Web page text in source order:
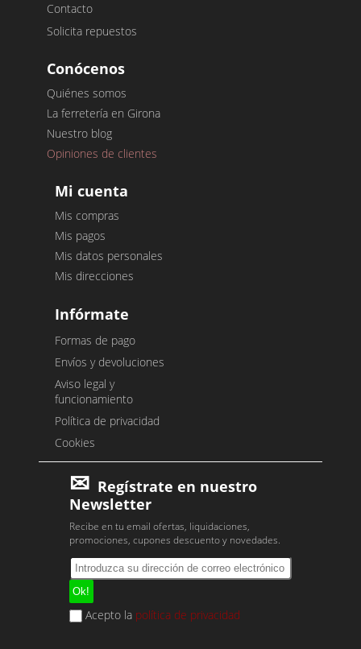
Contacto
Solicita repuestos
Conócenos
Quiénes somos
La ferretería en Girona
Nuestro blog
Opiniones de clientes
Mi cuenta
Mis compras
Mis pagos
Mis datos personales
Mis direcciones
Infórmate
Formas de pago
Envíos y devoluciones
Aviso legal y
funcionamiento
Política de privacidad
Cookies
Regístrate en nuestro
Newsletter
Recibe en tu email ofertas, liquidaciones,
promociones, cupones descuento y novedades.
Acepto la política de privacidad